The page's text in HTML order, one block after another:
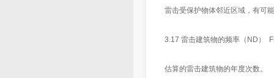
雷击受保护物体邻近区域，有可
3.17 雷击建筑物的频率（ND）
估算的雷击建筑物的年度次数。